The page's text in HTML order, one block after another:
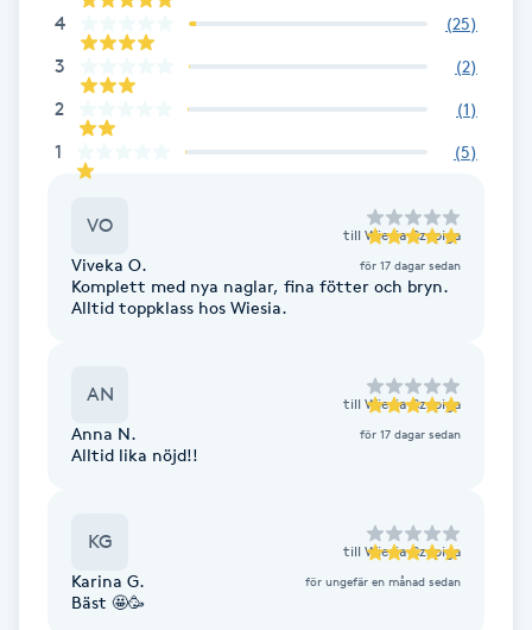
Fotmassage
Fotsvamp
Fotvård
Fransar
Fransborttagning
Fransfärgning
Fransförlängning
Fransförlängning Volym
4 (25)
3 (2)
2 (1)
1 (5)
VO till Wiesia Czapiga
Viveka O. för 17 dagar sedan
Komplett med nya naglar, fina fötter och bryn.
Alltid toppklass hos Wiesia.
AN till Wiesia Czapiga
Anna N. för 17 dagar sedan
Alltid lika nöjd!!
KG till Wiesia Czapiga
Karina G. för ungefär en månad sedan
Bäst 🤩🥳